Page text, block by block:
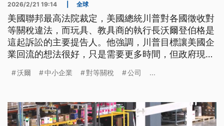
2026/2/21 19:14 全球
美國聯邦最高法院裁定，美國總統川普對各國徵收對
等關稅違法，而玩具、教具商的執行長沃爾登伯格是
這起訴訟的主要提告人。他強調，川普目標讓美國企
業回流的想法很好，只是需要更多時間，但政府現在
還多。
沃爾 中小企業 對等關稅 公司 ...